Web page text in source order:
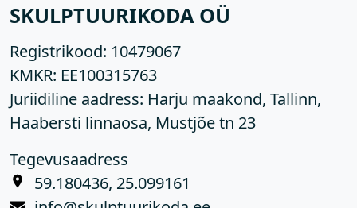
SKULPTUURIKODA OÜ
Registrikood: 10479067
KMKR: EE100315763
Juriidiline aadress: Harju maakond, Tallinn,
Haabersti linnaosa, Mustjõe tn 23
Tegevusaadress
59.180436, 25.099161